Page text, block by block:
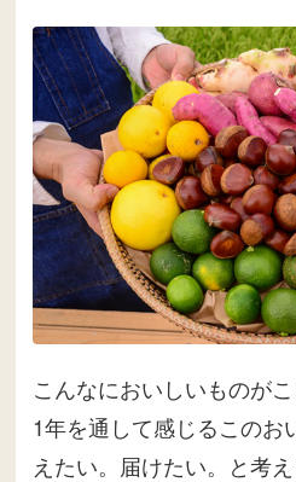
こんなにおいしいものがこ
1年を通して感じるこのお
えたい。届けたい。と考